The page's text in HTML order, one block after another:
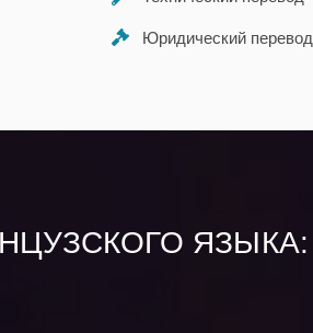
Юридический перевод
ЯЗЫКА: